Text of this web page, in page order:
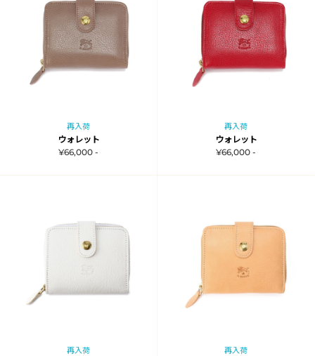
再入荷
ウォレット
¥66,000 -
再入荷
ウォレット
¥66,000 -
再入荷 再入荷